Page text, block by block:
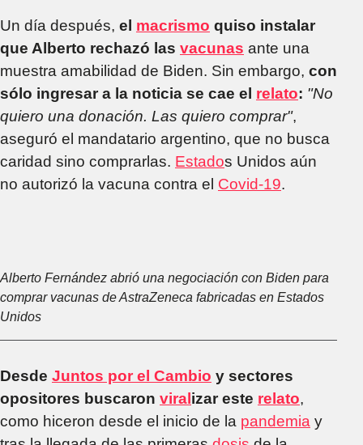
Un día después, el macrismo quiso instalar
que Alberto rechazó las vacunas ante una
muestra amabilidad de Biden. Sin embargo, con
sólo ingresar a la noticia se cae el relato: "No
quiero una donación. Las quiero comprar",
aseguró el mandatario argentino, que no busca
caridad sino comprarlas. Estados Unidos aún
no autorizó la vacuna contra el Covid-19.
Alberto Fernández abrió una negociación con Biden para
comprar vacunas de AstraZeneca fabricadas en Estados
Unidos
Desde Juntos por el Cambio y sectores
opositores buscaron viral izar este relato,
como hiceron desde el inicio de la pandemia y